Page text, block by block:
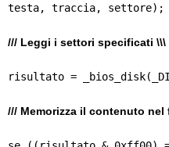
/// Leggi i settori specificati \\\
/// Memorizza il contenuto